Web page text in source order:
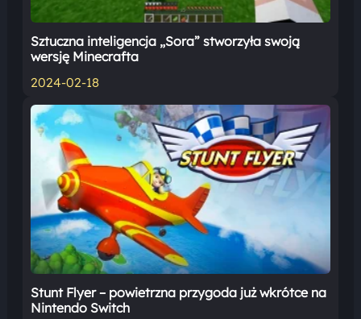
Sztuczna inteligencja „Sora” stworzyła swoją
wersję Minecrafta
2024-02-18
Stunt Flyer – powietrzna przygoda już wkrótce na
Nintendo Switch